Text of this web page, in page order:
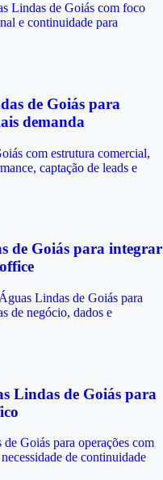
Lindas de Goiás com foco
e continuidade para
de Goiás para
demanda
com estrutura comercial,
captação de leads e
de Goiás para integrar
Lindas de Goiás para
de negócio, dados e
Lindas de Goiás para
Goiás para operações com
de continuidade